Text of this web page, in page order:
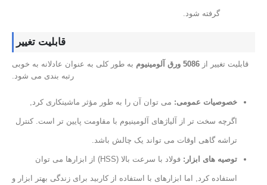
گرفته شود.
قابلیت تغییر
قابلیت تغییر از 5086 ورق آلومینیوم
به طور کلی به عنوان عادلانه به خوبی
رتبه بندی می شود.
خصوصیات عمومی: می توان آن را به طور مؤثر ماشینکاری کرد,
اگرچه سخت تر از آلیاژهای آلومینیوم با مقاومت پایین تر است. کنترل
تراشه گاهی اوقات می تواند یک چالش باشد.
توصیه های ابزار: فولاد با سرعت بالا (HSS) از ابزارها می توان
استفاده کرد, اما ابزارهای با استفاده از کاربید برای زندگی بهتر ابزار و